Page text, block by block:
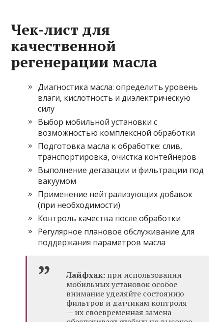
Чек-лист для
качественной
регенерации масла
Диагностика масла: определить уровень
влаги, кислотность и диэлектрическую
силу
Выбор мобильной установки с
возможностью комплексной обработки
Подготовка масла к обработке: слив,
транспортировка, очистка контейнеров
Выполнение дегазации и фильтрации под
вакуумом
Применение нейтрализующих добавок
(при необходимости)
Контроль качества после обработки
Регулярное плановое обслуживание для
поддержания параметров масла
Лайфхак: при использовании
мобильных установок особое
внимание уделяйте состоянию
фильтров и датчикам контроля
— их своевременная замена